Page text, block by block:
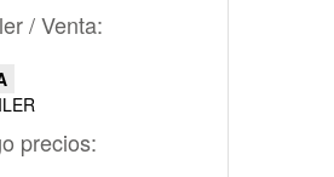
/ Venta:
precios: